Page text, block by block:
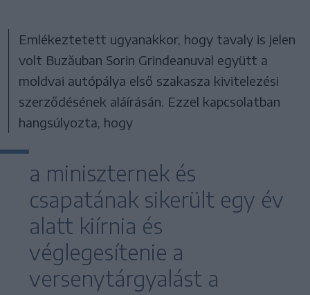
Emlékeztetett ugyanakkor, hogy tavaly is jelen
volt Buzăuban Sorin Grindeanuval együtt a
moldvai autópálya első szakasza kivitelezési
szerződésének aláírásán. Ezzel kapcsolatban
hangsúlyozta, hogy
a miniszternek és
csapatának sikerült egy év
alatt kiírnia és
véglegesítenie a
versenytárgyalást a